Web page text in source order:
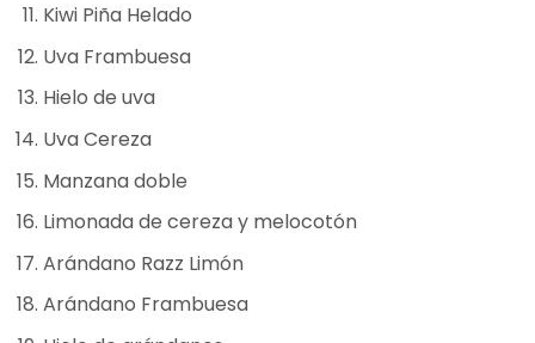
Kiwi Piña Helado
Uva Frambuesa
Hielo de uva
Uva Cereza
Manzana doble
Limonada de cereza y melocotón
Arándano Razz Limón
Arándano Frambuesa